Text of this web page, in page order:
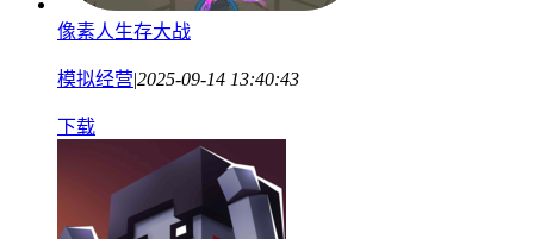
像素人生存大战
模拟经营|2025-09-14 13:40:43
下载